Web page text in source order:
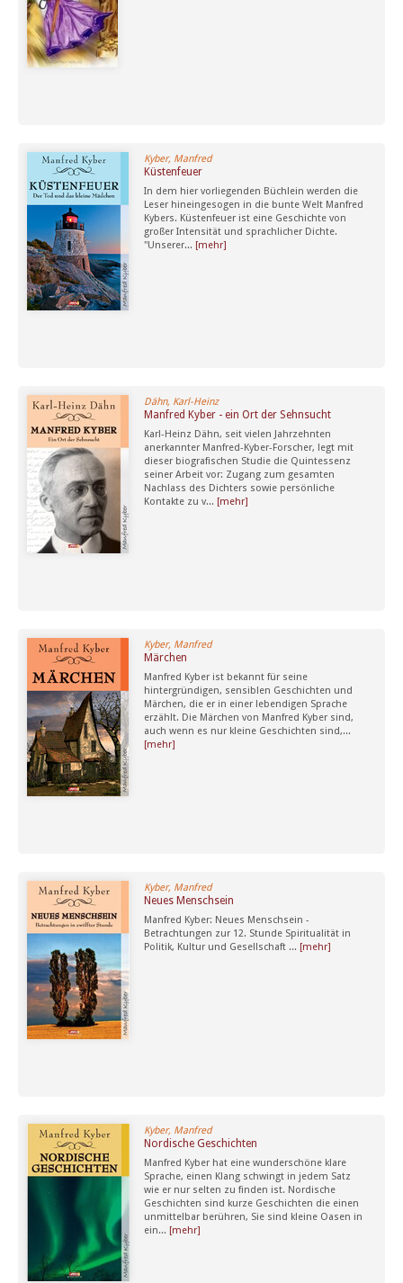
Kyber, Manfred
Küstenfeuer
In dem hier vorliegenden Büchlein werden die
Leser hineingesogen in die bunte Welt Manfred
Kybers. Küstenfeuer ist eine Geschichte von
großer Intensität und sprachlicher Dichte.
"Unserer... [mehr]
Dähn, Karl-Heinz
Manfred Kyber - ein Ort der Sehnsucht
Karl-Heinz Dähn, seit vielen Jahrzehnten
anerkannter Manfred-Kyber-Forscher, legt mit
dieser biografischen Studie die Quintessenz
seiner Arbeit vor: Zugang zum gesamten
Nachlass des Dichters sowie persönliche
Kontakte zu v... [mehr]
Kyber, Manfred
Märchen
Manfred Kyber ist bekannt für seine
hintergründigen, sensiblen Geschichten und
Märchen, die er in einer lebendigen Sprache
erzählt. Die Märchen von Manfred Kyber sind,
auch wenn es nur kleine Geschichten sind,...
[mehr]
Kyber, Manfred
Neues Menschsein
Manfred Kyber: Neues Menschsein -
Betrachtungen zur 12. Stunde Spiritualität in
Politik, Kultur und Gesellschaft ... [mehr]
Kyber, Manfred
Nordische Geschichten
Manfred Kyber hat eine wunderschöne klare
Sprache, einen Klang schwingt in jedem Satz
wie er nur selten zu finden ist. Nordische
Geschichten sind kurze Geschichten die einen
unmittelbar berühren, Sie sind kleine Oasen in
ein... [mehr]